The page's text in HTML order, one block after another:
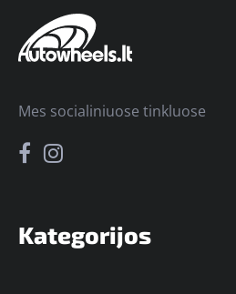
Kategorijos
Mes socialiniuose tinkluose